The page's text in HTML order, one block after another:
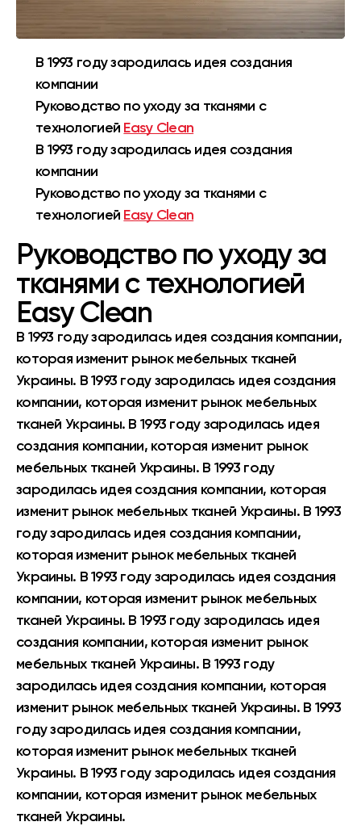
В 1993 году зародилась идея создания
компании
Руководство по уходу за тканями с
технологией Easy Clean
В 1993 году зародилась идея создания
компании
Руководство по уходу за тканями с
технологией Easy Clean
Руководство по уходу за
тканями с технологией
Easy Clean
В 1993 году зародилась идея создания компании,
которая изменит рынок мебельных тканей
Украины. В 1993 году зародилась идея создания
компании, которая изменит рынок мебельных
тканей Украины. В 1993 году зародилась идея
создания компании, которая изменит рынок
мебельных тканей Украины. В 1993 году
зародилась идея создания компании, которая
изменит рынок мебельных тканей Украины. В 1993
году зародилась идея создания компании,
которая изменит рынок мебельных тканей
Украины. В 1993 году зародилась идея создания
компании, которая изменит рынок мебельных
тканей Украины. В 1993 году зародилась идея
создания компании, которая изменит рынок
мебельных тканей Украины. В 1993 году
зародилась идея создания компании, которая
изменит рынок мебельных тканей Украины. В 1993
году зародилась идея создания компании,
которая изменит рынок мебельных тканей
Украины. В 1993 году зародилась идея создания
компании, которая изменит рынок мебельных
тканей Украины.